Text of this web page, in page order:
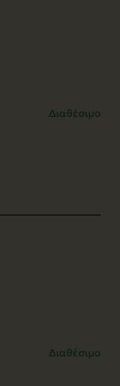
Διαθέσιμο
Διαθέσιμο